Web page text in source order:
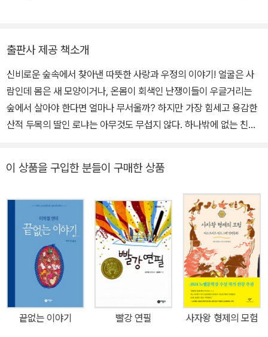
만 헤세와 같은 저명한 인사들이 수상한 바 있는 독일 출판서점협회
은 수상 소감 연설문을 미리 받아본 주최 측으로부터 연설문을 “짧고
듣기 좋게” 수정해 달라는 요청을 받지만 단호히 거부하고 정치계 고
위 인사들이 대거 참석한 시상식에서 연설문 전문을 가감 없이 읽어
내려갔습니다. 아동의 권리, 평등, 생태, 동물 복지를 위하는 동시에
다. 그녀는 헌신적인 인본주의자이자 스스로 생각하는 사람이었고,
년 린드그렌은 “자연에 대한 사랑과 배려, 정의와 비폭력, 소수에 대
한 헌신”이라는 공로로 ‘올바른삶재단(The Right Livelihood Fou
ndation)’으로부터 대안 노벨상을 수상했습니다. 2002년 그가 세상
을 떠난 후 스웨덴 정부는 ‘아스트리드 린드그렌 기념 문학상(Astrid
Lindgren Memorial Award)’을 제정해 그 업적을 기리고 있으며, 2
005년에는 린드그렌의 필사본을 비롯한 관련 기록들이 유네스코 세
출판사 제공 책소개
신비로운 숲속에서 찾아낸 따뜻한 사랑과 우정의 이야기! 얼굴은 사
람인데 몸은 새 모양이거나, 온몸이 회색인 난쟁이들이 우글거리는
숲에서 살아야 한다면 얼마나 무서울까? 하지만 가장 힘세고 용감한
산적 두목의 딸인 로냐는 아무것도 무섭지 않다. 하나밖에 없는 친구,
부산시교육청 추천 도서 / KBS 한국어능력시험 선정 도서 2015 서
귀포 시민의 책 선정 도서 / 영화 <산적의 딸, 로냐(1984)> 원작 이
책은 <사자왕 형제의 모험>으로 알려진 린드그렌의 장편 동화이다.
산적이면서 원수지간인 마티스와 보르카의 대립이 자식인 로냐와 비
르크의 우정으로 해소된다는 이야기로 서정성과 따뜻한 사랑이 감동
을 준다. 작가의 풍부한 상상력이 신비스러운 숲의 세계와 사람들의
이야기를 잘 나타내 주고 있다. -어린이도서연구회 1945년 《내 이름
은 삐삐 롱스타킹》을 쓰며 작가의 길로 들어선 아스트리드 린드그렌
은 전 세계 어린이들의 폭발적인 사랑을 받는 스웨덴 작가이다. 한스
크리스티안 안데르센 상, 스웨덴 한림원 금상, 유네스코 국제 문학상
이 상품을 구입한 분들이 구매한 상품
끝없는 이야기 빨강 연필 사자왕 형제의 모험